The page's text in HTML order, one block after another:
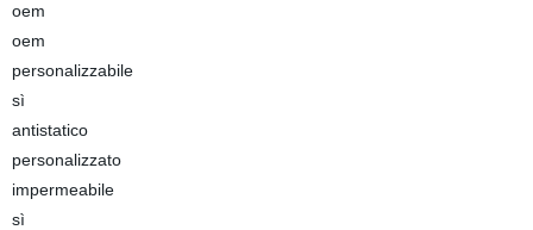
oem
oem
personalizzabile
sì
antistatico
personalizzato
impermeabile
sì